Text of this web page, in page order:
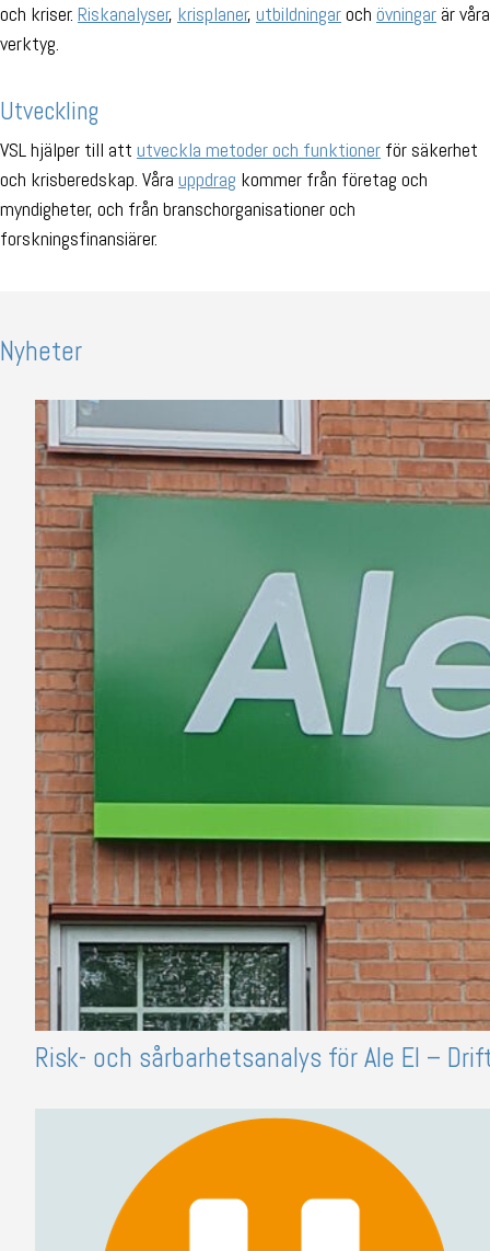
och kriser. Riskanalyser, krisplaner, utbildningaroch övningar är våra
verktyg.
Utveckling
VSL hjälper till att utveckla metoder och funktioner för säkerhet
och krisberedskap. Våra uppdrag kommer från företag och
myndigheter, och från branschorganisationer och
forskningsfinansiärer.
Nyheter
Risk- och sårbarhetsanalys för Ale El –